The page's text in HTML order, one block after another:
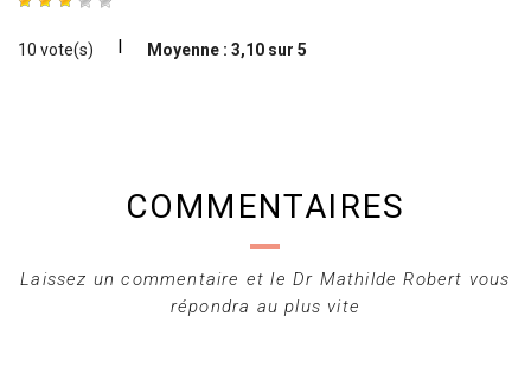
10 vote(s) I Moyenne : 3,10 sur 5
COMMENTAIRES
Laissez un commentaire et le Dr Mathilde Robert vous
répondra au plus vite